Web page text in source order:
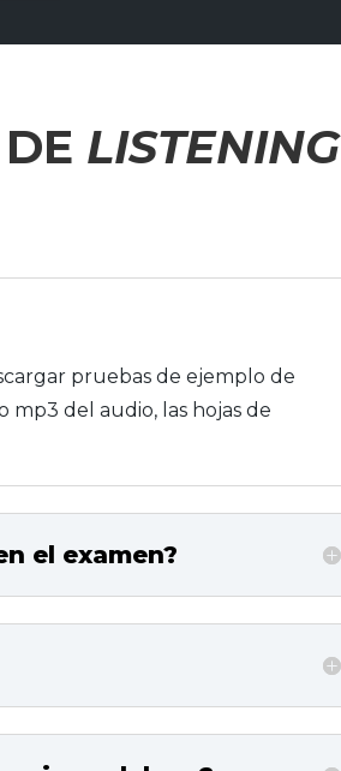
LISTENING
pruebas de ejemplo de
mp3 del audio, las hojas de
el examen?